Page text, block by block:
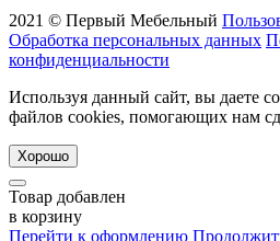
2021 © Первый Мебельный
Обработка персональных данных
конфиденциальности
Используя данный сайт, вы даете
файлов cookies, помогающих нам
Хорошо
Товар добавлен
в корзину
Перейти к оформлению